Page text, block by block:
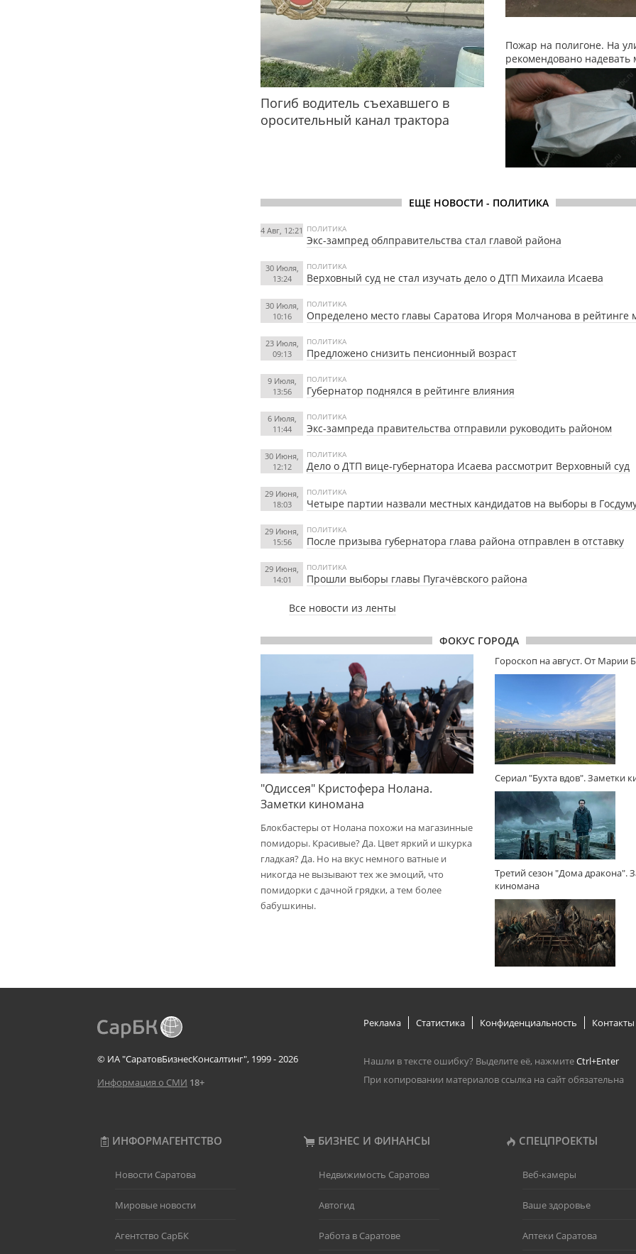
Погиб водитель съехавшего в
оросительный канал трактора
Пожар на полигоне. На
рекомендовано надевать
ЕЩЕ НОВОСТИ - ПОЛИТИКА
4 Авг, 12:21 ПОЛИТИКА
Экс-зампред облправительства стал главой района
30 Июля,
13:24
ПОЛИТИКА
Верховный суд не стал изучать дело о ДТП Михаила Исаева
30 Июля,
10:16
ПОЛИТИКА
Определено место главы Саратова Игоря Молчанова в рейтинге
23 Июля,
09:13
ПОЛИТИКА
Предложено снизить пенсионный возраст
9 Июля,
13:56
ПОЛИТИКА
Губернатор поднялся в рейтинге влияния
6 Июля,
11:44
ПОЛИТИКА
Экс-зампреда правительства отправили руководить районом
30 Июня,
12:12
ПОЛИТИКА
Дело о ДТП вице-губернатора Исаева рассмотрит Верховный суд
29 Июня,
18:03
ПОЛИТИКА
Четыре партии назвали местных кандидатов на выборы в
29 Июня,
15:56
ПОЛИТИКА
После призыва губернатора глава района отправлен в отставку
29 Июня,
14:01
ПОЛИТИКА
Прошли выборы главы Пугачёвского района
Все новости из ленты
ФОКУС ГОРОДА
"Одиссея" Кристофера Нолана.
Заметки киномана
Блокбастеры от Нолана похожи на магазинные
помидоры. Красивые? Да. Цвет яркий и шкурка
гладкая? Да. Но на вкус немного ватные и
никогда не вызывают тех же эмоций, что
помидорки с дачной грядки, а тем более
бабушкины.
Гороскоп на август. От Марии
Сериал "Бухта вдов". Заметки
Третий сезон "Дома дракона".
киномана
© ИА "СаратовБизнесКонсалтинг", 1999 - 2026
Информация о СМИ 18+
Реклама Статистика Конфиденциальность Контакты
Нашли в тексте ошибку? Выделите её, нажмитеCtrl+Enter
При копировании материалов ссылка на сайт обязательна
ИНФОРМАГЕНТСТВО БИЗНЕС И ФИНАНСЫ СПЕЦПРОЕКТЫ
Новости Саратова
Мировые новости
Агентство СарБК
Недвижимость Саратова
Автогид
Работа в Саратове
Веб-камеры
Ваше здоровье
Аптеки Саратова